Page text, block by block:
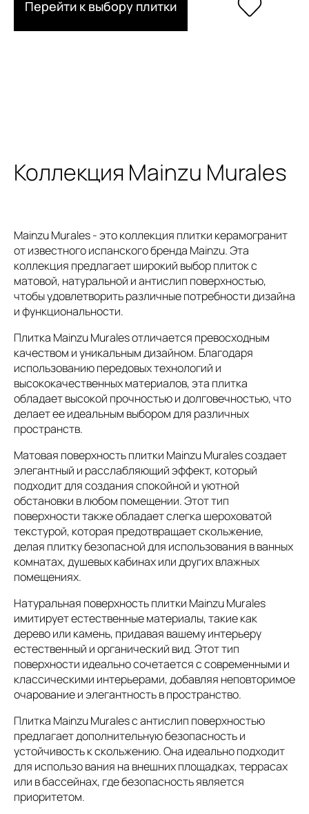
Перейти к выбору плитки
Коллекция Mainzu Murales
Mainzu Murales - это коллекция плитки керамогранит
от известного испанского бренда Mainzu. Эта
коллекция предлагает широкий выбор плиток с
матовой, натуральной и антислип поверхностью,
чтобы удовлетворить различные потребности дизайна
и функциональности.
Плитка Mainzu Murales отличается превосходным
качеством и уникальным дизайном. Благодаря
использованию передовых технологий и
высококачественных материалов, эта плитка
обладает высокой прочностью и долговечностью, что
делает ее идеальным выбором для различных
пространств.
Матовая поверхность плитки Mainzu Murales создает
элегантный и расслабляющий эффект, который
подходит для создания спокойной и уютной
обстановки в любом помещении. Этот тип
поверхности также обладает слегка шероховатой
текстурой, которая предотвращает скольжение,
делая плитку безопасной для использования в ванных
комнатах, душевых кабинах или других влажных
помещениях.
Натуральная поверхность плитки Mainzu Murales
имитирует естественные материалы, такие как
дерево или камень, придавая вашему интерьеру
естественный и органический вид. Этот тип
поверхности идеально сочетается с современными и
классическими интерьерами, добавляя неповторимое
очарование и элегантность в пространство.
Плитка Mainzu Murales с антислип поверхностью
предлагает дополнительную безопасность и
устойчивость к скольжению. Она идеально подходит
для использо вания на внешних площадках, террасах
или в бассейнах, где безопасность является
приоритетом.